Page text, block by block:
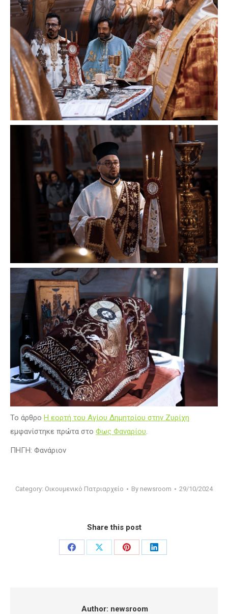
Το άρθρο Η εορτή του Αγίου Δημητρίου στην Ζυρίχη
εμφανίστηκε πρώτα στο Φως Φαναρίου
ΠΗΓΗ: Φανάριον
Category: Οικουμενικό Πατριαρχείο By newsroom 29/10/2024
Share this post
Share
Share
Share
Share
Author: newsroom